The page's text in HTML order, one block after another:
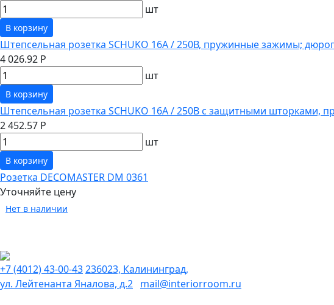
шт
В корзину
Штепсельная розетка SCHUKO 16А / 250В, пружинные зажимы;
4 026.92 Р
шт
В корзину
Штепсельная розетка SCHUKO 16А / 250В с защитными шторками,
2 452.57 Р
шт
В корзину
Розетка DECOMASTER DM 0361
Уточняйте цену
Нет в наличии
+7 (4012) 43-00-43236023, Калининград,
ул. Лейтенанта Яналова, д.2 mail@interiorroom.ru